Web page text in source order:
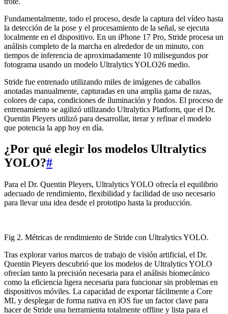
Fundamentalmente, todo el proceso, desde la captura del vídeo hasta
la detección de la pose y el procesamiento de la señal, se ejecuta
localmente en el dispositivo. En un iPhone 17 Pro, Stride procesa un
análisis completo de la marcha en alrededor de un minuto, con
tiempos de inferencia de aproximadamente 10 milisegundos por
fotograma usando un modelo Ultralytics YOLO26 medio.
Stride fue entrenado utilizando miles de imágenes de caballos
anotadas manualmente, capturadas en una amplia gama de razas,
colores de capa, condiciones de iluminación y fondos. El proceso de
entrenamiento se agilizó utilizando Ultralytics Platform, que el Dr.
Quentin Pleyers utilizó para desarrollar, iterar y refinar el modelo
que potencia la app hoy en día.
¿Por qué elegir los modelos Ultralytics
YOLO?#
Para el Dr. Quentin Pleyers, Ultralytics YOLO ofrecía el equilibrio
adecuado de rendimiento, flexibilidad y facilidad de uso necesario
para llevar una idea desde el prototipo hasta la producción.
Fig 2. Métricas de rendimiento de Stride con Ultralytics YOLO.
Tras explorar varios marcos de trabajo de visión artificial, el Dr.
Quentin Pleyers descubrió que los modelos de Ultralytics YOLO
ofrecían tanto la precisión necesaria para el análisis biomecánico
como la eficiencia ligera necesaria para funcionar sin problemas en
dispositivos móviles. La capacidad de exportar fácilmente a Core
ML y desplegar de forma nativa en iOS fue un factor clave para
hacer de Stride una herramienta totalmente offline y lista para el